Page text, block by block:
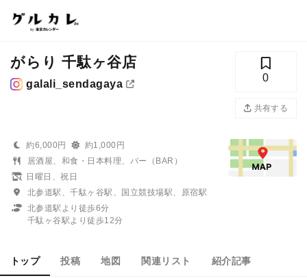
がらり 千駄ヶ谷店
galali_sendagaya
0
共有する
約6,000円
約1,000円
居酒屋、和食・日本料理、バー（BAR）
日曜日、祝日
北参道駅、千駄ヶ谷駅、国立競技場駅、原宿駅
北参道駅より徒歩6分
千駄ヶ谷駅より徒歩12分
トップ 投稿 地図 関連リスト 紹介記事